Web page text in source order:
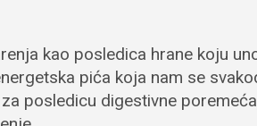
kao posledica hrane koju
pića koja nam se
posledicu digestivne